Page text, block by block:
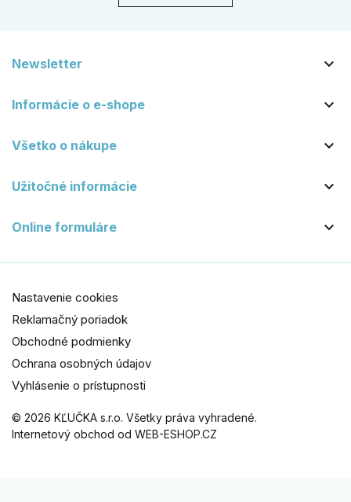
Newsletter 
Informácie o e-shope 
Všetko o nákupe 
Užitočné informácie 
Online formuláre 
© 2026 KĽUČKA s.r.o. Všetky práva vyhradené.
Internetový obchod od WEB-ESHOP.CZ
Nastavenie cookies
Reklamačný poriadok
Obchodné podmienky
Ochrana osobných údajov
Vyhlásenie o prístupnosti